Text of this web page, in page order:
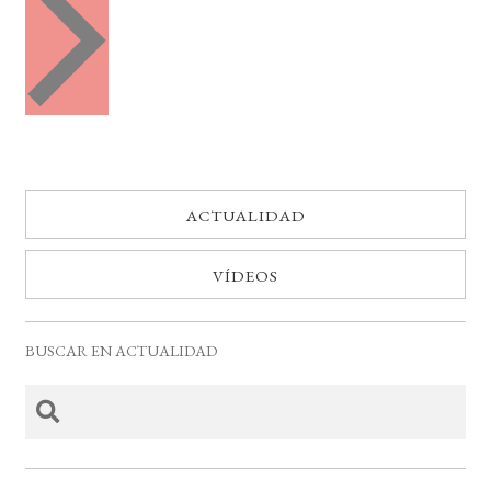
so
ACTUALIDAD
VÍDEOS
BUSCAR EN ACTUALIDAD